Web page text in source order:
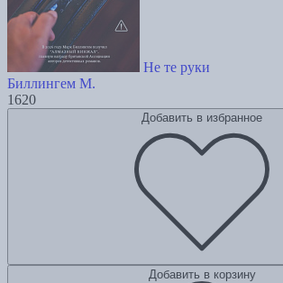
Не те руки
Биллингем М.
1620
Добавить в избранное
Добавить в корзину